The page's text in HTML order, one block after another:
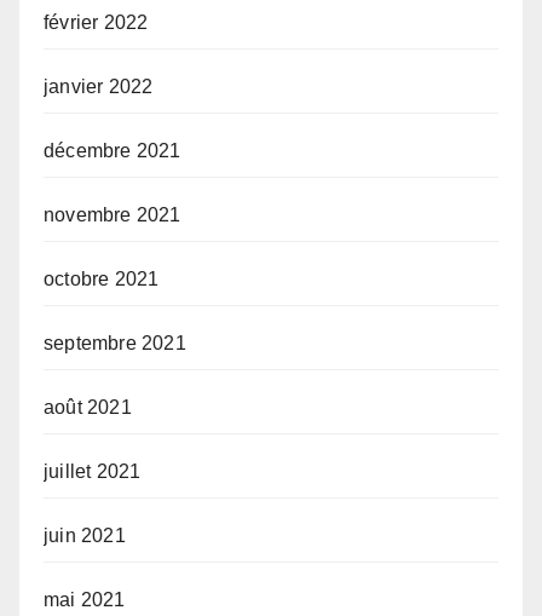
février 2022
janvier 2022
décembre 2021
novembre 2021
octobre 2021
septembre 2021
août 2021
juillet 2021
juin 2021
mai 2021